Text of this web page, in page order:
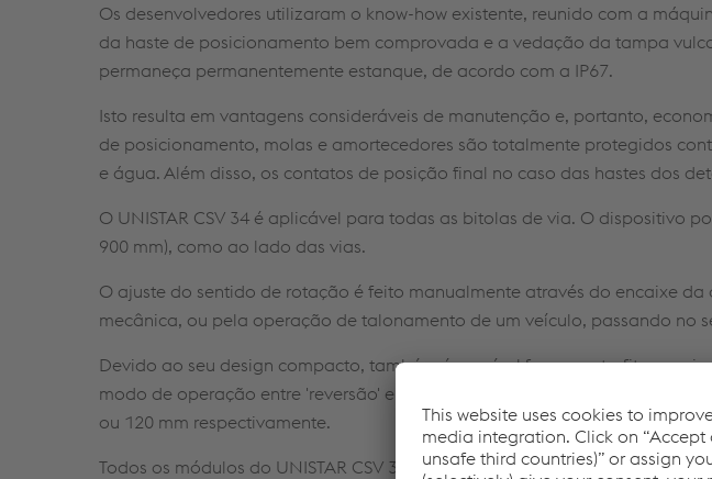
Os desenvolvedores utilizaram o know-how existente, reunido com a
da haste de posicionamento bem comprovada e a vedação da tampa
permaneça permanentemente estanque, de acordo com a IP67.
Isto resulta em vantagens consideráveis de manutenção e, portanto,
de posicionamento, molas e amortecedores são totalmente protegidos
e água. Além disso, os contatos de posição final no caso das hastes dos
O UNISTAR CSV 34 é aplicável para todas as bitolas de via. O dispositivo
900 mm), como ao lado das vias.
O ajuste do sentido de rotação é feito manualmente através do encaixe
mecânica, ou pela operação de talonamento de um veículo, passando no
Devido ao seu design compacto, também é possível fazer o retrofit em
modo de operação entre 'reversão' e 'não reversão' é realizada girando
ou 120 mm respectivamente.
Todos os módulos do UNISTAR CSV 34 são ambos, facilmente acessíveis